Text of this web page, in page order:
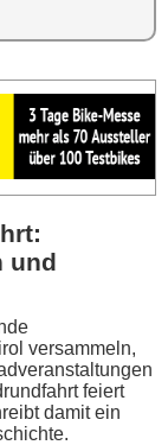
und
versammeln,
feiert
damit ein